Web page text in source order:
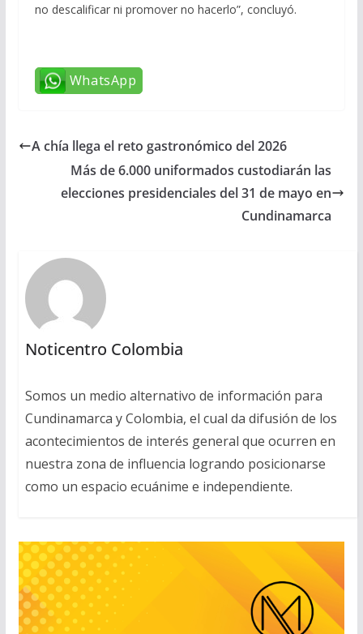
no descalificar ni promover no hacerlo”, concluyó.
WhatsApp
A chía llega el reto gastronómico del 2026
Más de 6.000 uniformados custodiarán las
elecciones presidenciales del 31 de mayo en
Cundinamarca
Noticentro Colombia
Somos un medio alternativo de información para
Cundinamarca y Colombia, el cual da difusión de los
acontecimientos de interés general que ocurren en
nuestra zona de influencia logrando posicionarse
como un espacio ecuánime e independiente.